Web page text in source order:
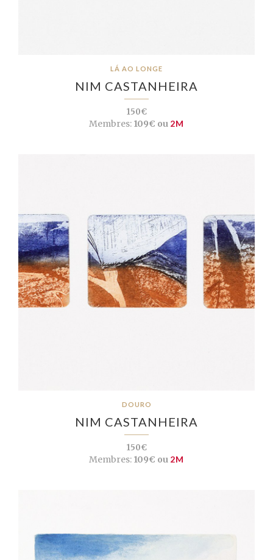
LÁ AO LONGE
NIM CASTANHEIRA
150€
Membres: 109€ ou 2M
DOURO
NIM CASTANHEIRA
150€
Membres: 109€ ou 2M